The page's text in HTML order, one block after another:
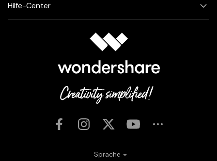
Hilfe-Center
Sprache